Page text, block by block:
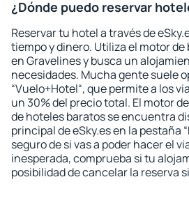
¿Dónde puedo reservar
Reservar tu hotel a través de
tiempo y dinero. Utiliza el motor
en Gravelines y busca un
necesidades. Mucha gente suele
“Vuelo+Hotel“, que permite a los
un 30% del precio total. El motor
de hoteles baratos se encuentra
principal de eSky.es en la pestaña
seguro de si vas a poder hacer el
inesperada, comprueba si tu
posibilidad de cancelar la reserva